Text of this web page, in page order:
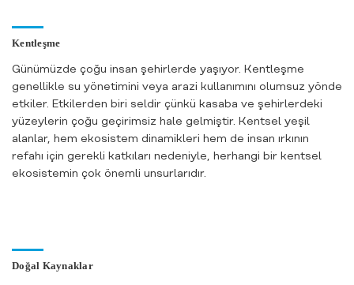
9- 12 Mayıs 2018
Kentleşme
Günümüzde çoğu insan şehirlerde yaşıyor. Kentleşme
genellikle su yönetimini veya arazi kullanımını olumsuz yönde
etkiler. Etkilerden biri seldir çünkü kasaba ve şehirlerdeki
yüzeylerin çoğu geçirimsiz hale gelmiştir. Kentsel yeşil
alanlar, hem ekosistem dinamikleri hem de insan ırkının
refahı için gerekli katkıları nedeniyle, herhangi bir kentsel
ekosistemin çok önemli unsurlarıdır.
Doğal Kaynaklar